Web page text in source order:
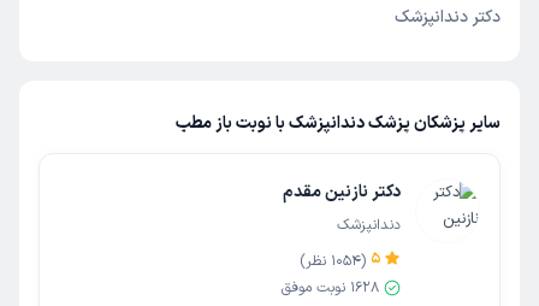
دکتر دندانپزشک
سایر پزشکان پزشک دندانپزشک با نوبت باز مطب
دکتر نازنین مقدم
دندانپزشک
5
(
1054 نظر)
1628 نوبت موفق